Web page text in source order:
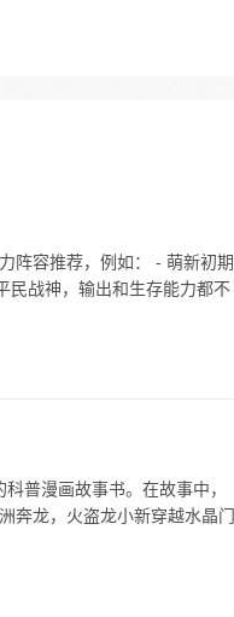
阵容推荐，例如： - 萌新初期
民战神，输出和生存能力都不
普漫画故事书。在故事中，
奔龙，火盗龙小新穿越水晶门